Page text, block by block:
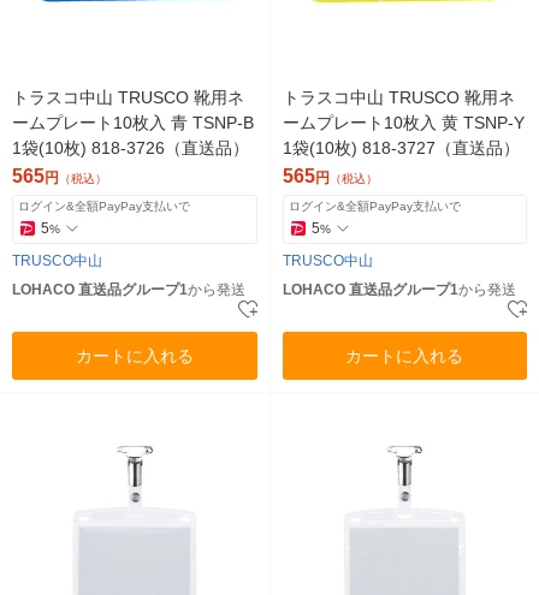
トラスコ中山 TRUSCO 靴用ネ
ームプレート10枚入 青 TSNP-B
1袋(10枚) 818-3726（直送品）
565円 （税込）
ログイン&全額PayPay支払いで
5%
TRUSCO中山
LOHACO 直送品グループ1から発送
カートに入れる
トラスコ中山 TRUSCO 靴用ネ
ームプレート10枚入 黄 TSNP-Y
1袋(10枚) 818-3727（直送品）
565円 （税込）
ログイン&全額PayPay支払いで
5%
TRUSCO中山
LOHACO 直送品グループ1から発送
カートに入れる